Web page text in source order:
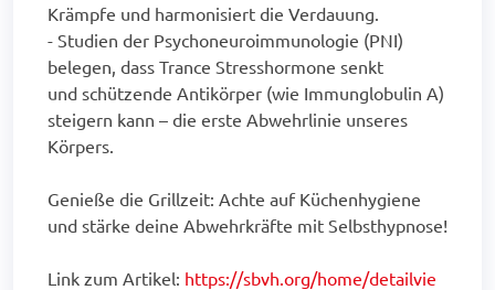
Krämpfe und harmonisiert die Verdauung.
- Studien der Psychoneuroimmunologie (PNI)
belegen, dass Trance Stresshormone senkt
und schützende Antikörper (wie Immunglobulin A)
steigern kann – die erste Abwehrlinie unseres
Körpers.
Genieße die Grillzeit: Achte auf Küchenhygiene
und stärke deine Abwehrkräfte mit Selbsthypnose!
Link zum Artikel: https://sbvh.org/home/detailvie